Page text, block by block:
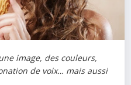
image, des couleurs,
de voix… mais aussi